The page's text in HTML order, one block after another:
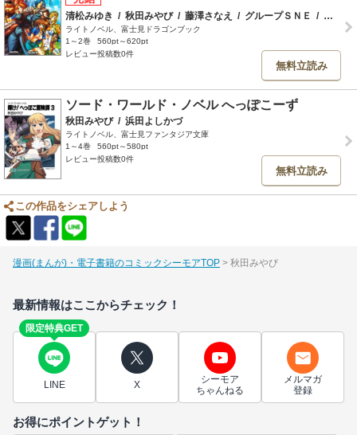
清松みゆき / 秋田みやび / 藤澤さなえ / グループＳＮＥ /
ライトノベル、富士見ドラゴンブック
1～2巻
560pt～620pt
レビュー投稿数0件
無料立読み
ソード・ワールド・ノベル へっぽこーず
秋田みやび / 浜田よしかづ
ライトノベル、富士見ファンタジア文庫
1～4巻
560pt～580pt
レビュー投稿数0件
無料立読み
この作品をシェアしよう
漫画(まんが)・電子書籍のコミックシーモアTOP 秋田みやび
最新情報はここからチェック！
限定特典GET
LINE X
シーモア
ちゃんねる
メルマガ
登録
お得にポイントゲット！